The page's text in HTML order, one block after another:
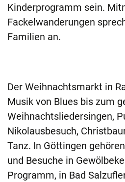
Kinderprogramm sein.
Fackelwanderungen
Familien an.
Der Weihnachtsmarkt in
Musik von Blues bis zum
Weihnachtsliedersingen,
Nikolausbesuch,
Tanz. In Göttingen
und Besuche in
Programm, in Bad